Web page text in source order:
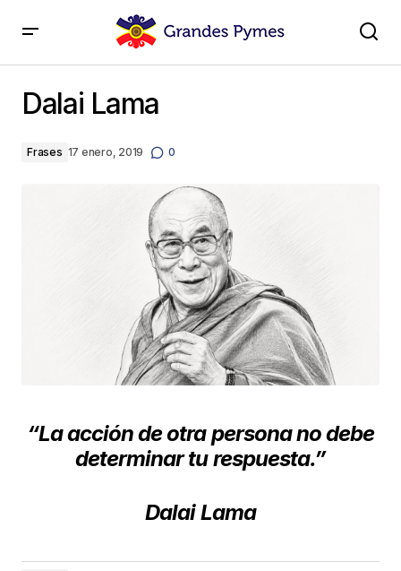
Dalai Lama
Frases 17 enero, 2019 0
“La acción de otra persona no debe
determinar tu respuesta.”
Dalai Lama